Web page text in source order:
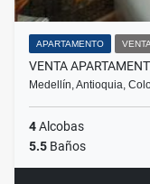
APARTAMENTO VENTA
VENTA
Medellín, Antioquia,
4Alcobas
5.5 Baños